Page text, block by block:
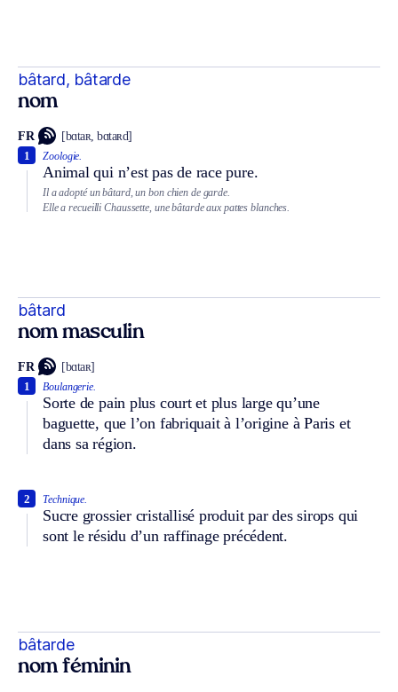
bâtard, bâtarde
nom
FR [bɑtaʀ, bɑtaʀd]
Zoologie.
Animal qui n’est pas de race pure.
1
Il a adopté un bâtard, un bon chien de garde.
Elle a recueilli Chaussette, une bâtarde aux pattes blanches.
bâtard
nom masculin
FR [bɑtaʀ]
Boulangerie.
Sorte de pain plus court et plus large qu’une
baguette, que l’on fabriquait à l’origine à Paris et
dans sa région.
1
Technique.
Sucre grossier cristallisé produit par des sirops qui
sont le résidu d’un raffinage précédent.
2
bâtarde
nom féminin